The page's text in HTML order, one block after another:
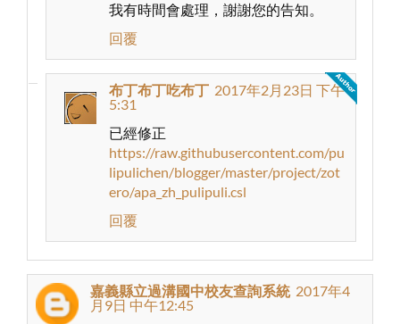
我有時間會處理，謝謝您的告知。
回覆
布丁布丁吃布丁 2017年2月23日 下午
5:31
已經修正
https://raw.githubusercontent.com/pu
lipulichen/blogger/master/project/zot
ero/apa_zh_pulipuli.csl
回覆
嘉義縣立過溝國中校友查詢系統 2017年4
月9日 中午12:45